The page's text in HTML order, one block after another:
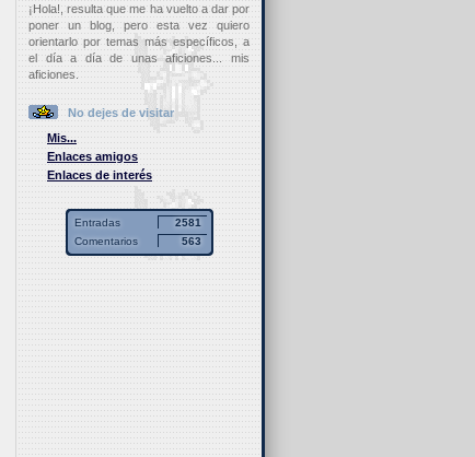
¡Hola!, resulta que me ha vuelto a dar por
poner un blog, pero esta vez quiero
orientarlo por temas más específicos, a
el día a día de unas aficiones... mis
aficiones.
No dejes de visitar
Mis...
Enlaces amigos
Enlaces de interés
Entradas
2581
Comentarios
563